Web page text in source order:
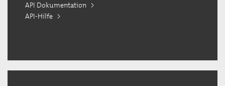
API Dokumentation
API-Hilfe